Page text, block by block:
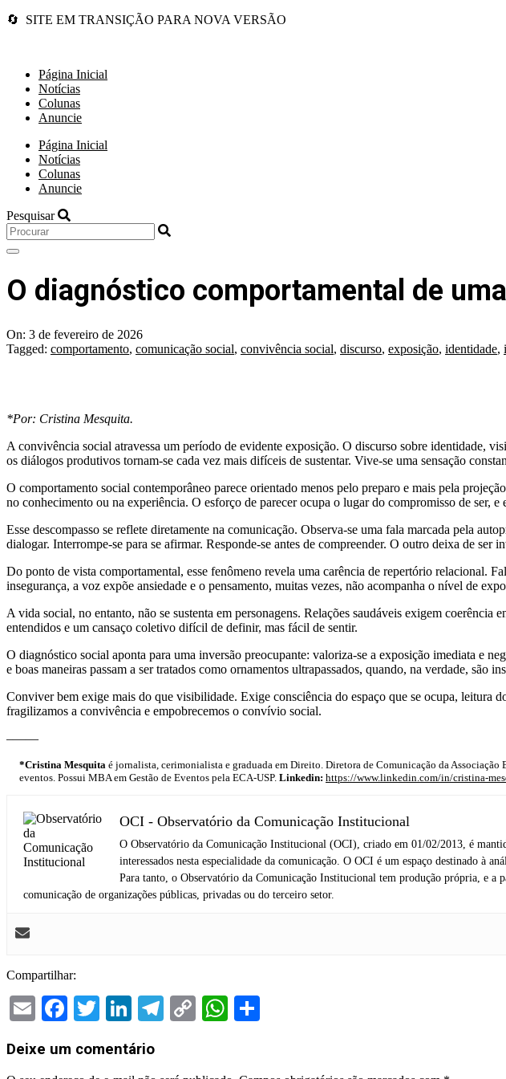
🔄 SITE EM TRANSIÇÃO PARA NOVA VERSÃO
Página Inicial
Notícias
Colunas
Anuncie
Página Inicial
Notícias
Colunas
Anuncie
Pesquisar
O diagnóstico comportamental de
On: 3 de fevereiro de 2026
Tagged: comportamento, comunicação social, convivência social, discurso, exposição, identidade,
*Por: Cristina Mesquita.
A convivência social atravessa um período de evidente exposição. O discurso sobre identidade,
os diálogos produtivos tornam-se cada vez mais difíceis de sustentar. Vive-se uma sensação
O comportamento social contemporâneo parece orientado menos pelo preparo e mais pela
no conhecimento ou na experiência. O esforço de parecer ocupa o lugar do compromisso de ser,
Esse descompasso se reflete diretamente na comunicação. Observa-se uma fala marcada pela
dialogar. Interrompe-se para se afirmar. Responde-se antes de compreender. O outro deixa de
Do ponto de vista comportamental, esse fenômeno revela uma carência de repertório relacional.
insegurança, a voz expõe ansiedade e o pensamento, muitas vezes, não acompanha o nível de
A vida social, no entanto, não se sustenta em personagens. Relações saudáveis exigem
entendidos e um cansaço coletivo difícil de definir, mas fácil de sentir.
O diagnóstico social aponta para uma inversão preocupante: valoriza-se a exposição imediata e
e boas maneiras passam a ser tratados como ornamentos ultrapassados, quando, na verdade, são
Conviver bem exige mais do que visibilidade. Exige consciência do espaço que se ocupa, leitura
fragilizamos a convivência e empobrecemos o convívio social.
–——
*Cristina Mesquita é jornalista, cerimonialista e graduada em Direito. Diretora de Comunicação da
eventos. Possui MBA em Gestão de Eventos pela ECA-USP. Linkedin: https://www.linkedin.com/in/cristina-
OCI - Observatório da Comunicação Institucional
O Observatório da Comunicação Institucional (OCI), criado em 01/02/2013, é
interessados nesta especialidade da comunicação. O OCI é um espaço destinado à
Para tanto, o Observatório da Comunicação Institucional tem produção própria, e a
comunicação de organizações públicas, privadas ou do terceiro setor.
Compartilhar:
EmailFacebook
TwitterLinkedIn
Telegram
CopyWhatsApp
2026-
02-
03
Deixe um comentário